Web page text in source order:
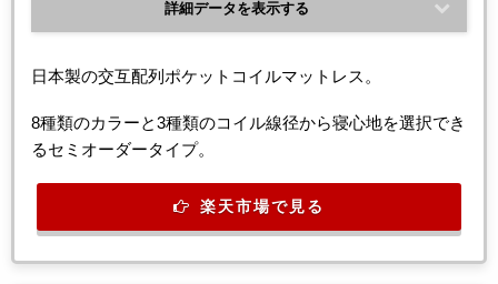
詳細データを表示する
日本製の交互配列ポケットコイルマットレス。
8種類のカラーと3種類のコイル線径から寝心地を選択でき
るセミオーダータイプ。
楽天市場で見る